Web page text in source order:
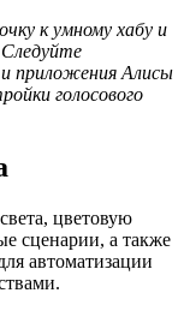
к умному хабу и
приложения Алисы
голосового
цветовую
сценарии, а также
автоматизации